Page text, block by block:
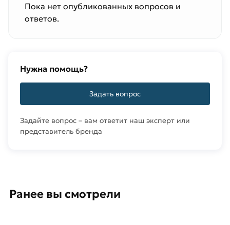
Пока нет опубликованных вопросов и
ответов.
Нужна помощь?
Задать вопрос
Задайте вопрос – вам ответит наш эксперт или
представитель бренда
Ранее вы смотрели